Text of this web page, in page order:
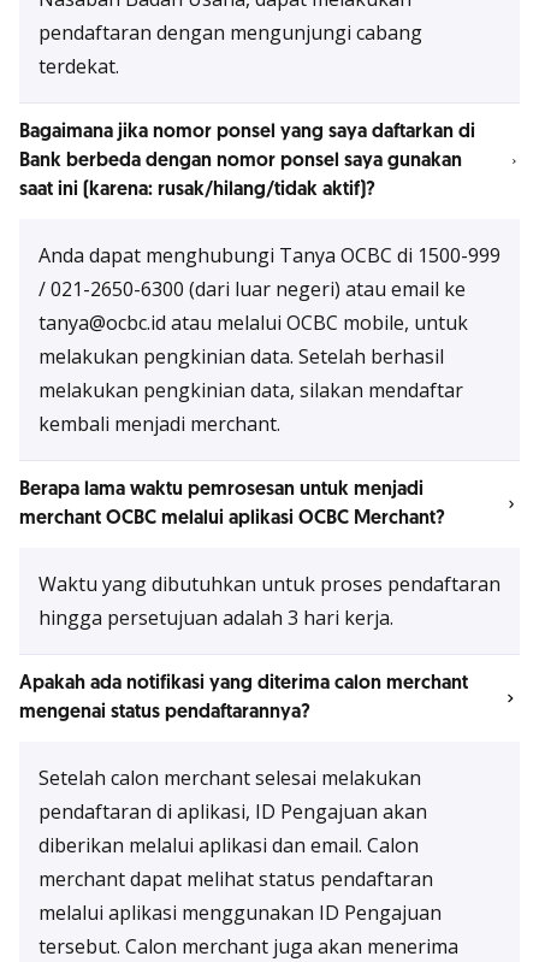
pendaftaran dengan mengunjungi cabang
terdekat.
Bagaimana jika nomor ponsel yang saya daftarkan di
Bank berbeda dengan nomor ponsel saya gunakan
saat ini (karena: rusak/hilang/tidak aktif)?
Anda dapat menghubungi Tanya OCBC di 1500-999
/ 021-2650-6300 (dari luar negeri) atau email ke
tanya@ocbc.id atau melalui OCBC mobile, untuk
melakukan pengkinian data. Setelah berhasil
melakukan pengkinian data, silakan mendaftar
kembali menjadi merchant.
Berapa lama waktu pemrosesan untuk menjadi
merchant OCBC melalui aplikasi OCBC Merchant?
Waktu yang dibutuhkan untuk proses pendaftaran
hingga persetujuan adalah 3 hari kerja.
Apakah ada notifikasi yang diterima calon merchant
mengenai status pendaftarannya?
Setelah calon merchant selesai melakukan
pendaftaran di aplikasi, ID Pengajuan akan
diberikan melalui aplikasi dan email. Calon
merchant dapat melihat status pendaftaran
melalui aplikasi menggunakan ID Pengajuan
tersebut. Calon merchant juga akan menerima